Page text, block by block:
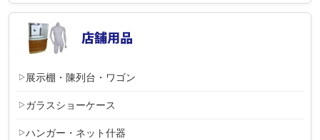
展示棚・陳列台・ワゴン
ガラスショーケース
ハンガー・ネット什器